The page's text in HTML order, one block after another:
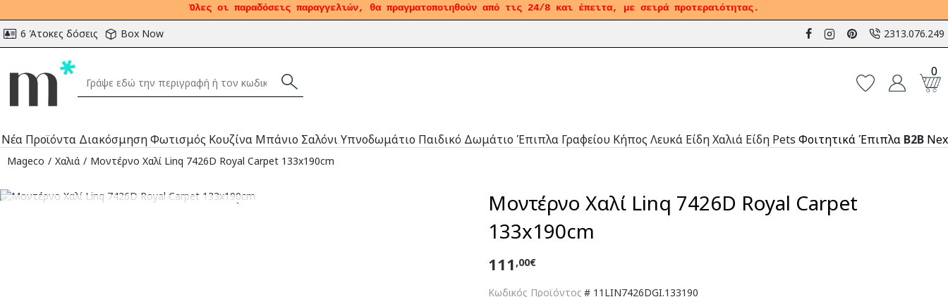
Όλες οι παραδόσεις παραγγελιών, θα πραγματοποιηθούν από τις 24/8 και έπειτα, με σειρά προτεραιότητας.
6 Άτοκες δόσεις Box Now 2313.076.249
0
Νέα Προϊόντα ΔιακόσμησηΦωτισμός Κουζίνα Μπάνιο ΣαλόνιΥπνοδωμάτιο Παιδικό Δωμάτιο Έπιπλα Γραφείου Κήπος Λευκά ΕίδηΧαλιά Είδη Pets Φοιτητικά Έπιπλα B2B
Mageco Χαλιά Μοντέρνο Χαλί Linq 7426D Royal Carpet 133x190cm
Αναμένεται
Μοντέρνο Χαλί Linq 7426D Royal Carpet
133x190cm
Κωδικός Προϊόντος # 11LIN7426DGI.133190
111 ,00€